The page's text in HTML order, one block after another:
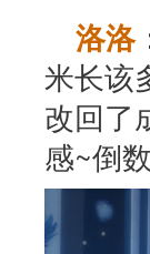
洛洛
米长该
改回了
感~倒